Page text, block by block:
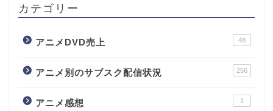
カテゴリー
アニメDVD売上 48
アニメ別のサブスク配信状況 256
アニメ感想 1